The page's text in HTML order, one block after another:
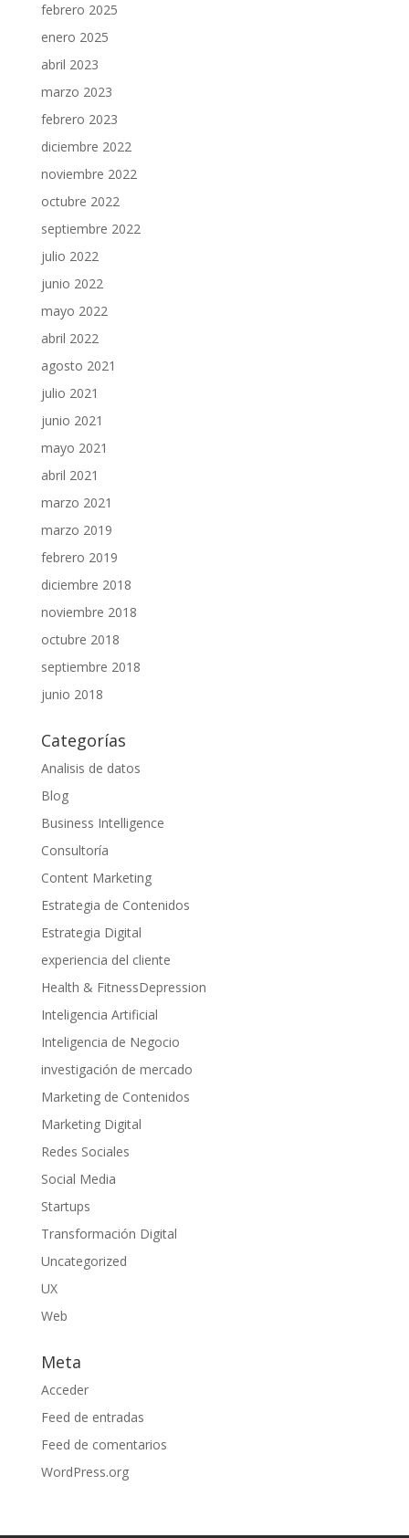
febrero 2025
enero 2025
abril 2023
marzo 2023
febrero 2023
diciembre 2022
noviembre 2022
octubre 2022
septiembre 2022
julio 2022
junio 2022
mayo 2022
abril 2022
agosto 2021
julio 2021
junio 2021
mayo 2021
abril 2021
marzo 2021
marzo 2019
febrero 2019
diciembre 2018
noviembre 2018
octubre 2018
septiembre 2018
junio 2018
Categorías
Analisis de datos
Blog
Business Intelligence
Consultoría
Content Marketing
Estrategia de Contenidos
Estrategia Digital
experiencia del cliente
Health & FitnessDepression
Inteligencia Artificial
Inteligencia de Negocio
investigación de mercado
Marketing de Contenidos
Marketing Digital
Redes Sociales
Social Media
Startups
Transformación Digital
Uncategorized
UX
Web
Meta
Acceder
Feed de entradas
Feed de comentarios
WordPress.org